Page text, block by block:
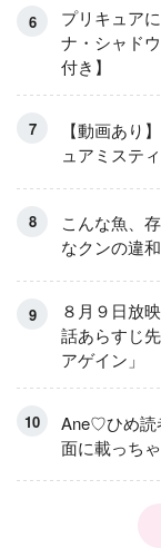
プリキュア
ナ・シャド
付き】
【動画あり
ュアミステ
こんな魚、
なクンの違
８月９日放
話あらすじ
アゲイン」
Ane♡ひめ
面に載っち